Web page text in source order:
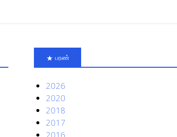
பரண்
2026
2020
2018
2017